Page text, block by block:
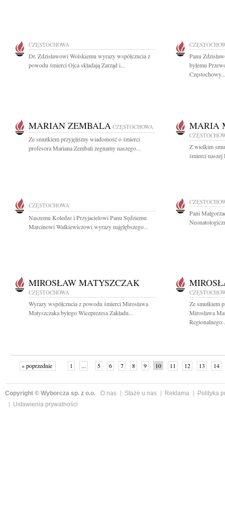
CZĘSTOCHOWA
Dr. Zdzisławowi Wolskiemu wyrazy współczucia z
powodu śmierci Ojca składają Zarząd i...
Panu
byłemu
Częstochowy...
MARIAN ZEMBALA CZĘSTOCHOWA
Ze smutkiem przyjęliśmy wiadomość o śmierci
profesora Mariana Zembali żegnamy naszego...
MARIA
Z wielkim
śmierci
CZĘSTOCHOWA
Naszemu Koledze i Przyjacielowi Panu Sędziemu
Marcinowi Walkiewiczowi wyrazy najgłębszego...
Pani
MIROSŁAW MATYSZCZAK
CZĘSTOCHOWA
Wyrazy współczucia z powodu śmierci Mirosława
Matyszczaka byłego Wiceprezesa Zakładu...
Ze smutkiem
Mirosława
« poprzednie 1 ... 5 6 7 8 9 10 11 12 13 14
Copyright © Wyborcza sp. z o.o. O nas Staże u nas Reklama
Polityka
Ustawienia prywatności